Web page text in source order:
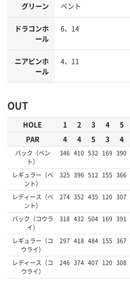
グリーン ベント
ドラコンホ
ール
6、14
ニアピンホ
ール
4、11
OUT
HOLE 1 2 3 4 5
PAR
4 4 5 3 4
バック（ベン
ト）
346 410 532 169 390
レギュラー（ベ
ント）
325 396 512 155 366
レディース（ベ
ント）
274 352 435 120 307
バック（コウラ
イ）
318 432 504 169 391
レギュラー（コ
ウライ）
297 418 484 155 367
レディース（コ
ウライ）
246 374 407 120 308